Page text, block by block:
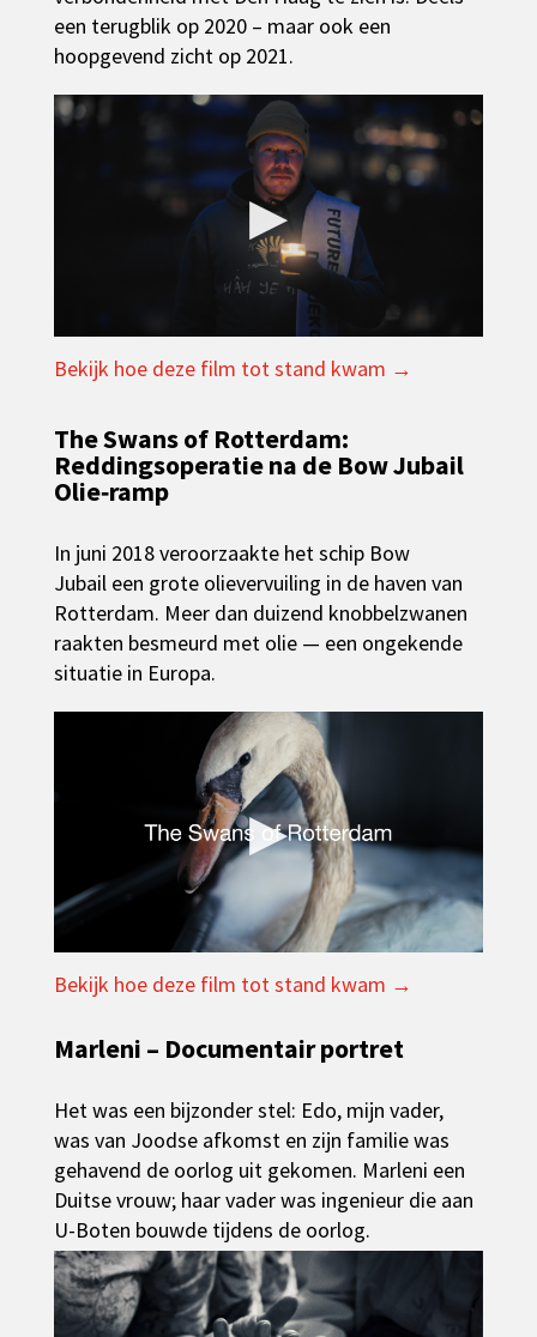
een terugblik op 2020 – maar ook een
hoopgevend zicht op 2021.
▶
Bekijk hoe deze film tot stand kwam →
The Swans of Rotterdam:
Reddingsoperatie na de Bow Jubail
Olie‑ramp
In juni 2018 veroorzaakte het schip Bow
Jubail een grote olievervuiling in de haven van
Rotterdam. Meer dan duizend knobbelzwanen
raakten besmeurd met olie — een ongekende
situatie in Europa.
▶
Bekijk hoe deze film tot stand kwam →
Marleni – Documentair portret
Het was een bijzonder stel: Edo, mijn vader,
was van Joodse afkomst en zijn familie was
gehavend de oorlog uit gekomen. Marleni een
Duitse vrouw; haar vader was ingenieur die aan
U-Boten bouwde tijdens de oorlog.